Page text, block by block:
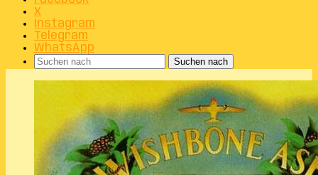
X
Instagram
Telegram
WhatsApp
Suchen nach